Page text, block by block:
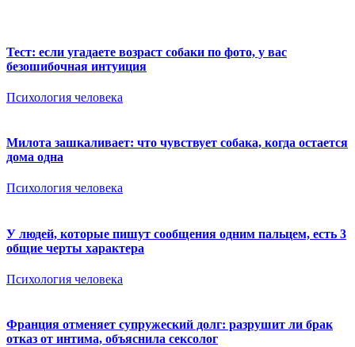
Тест: если угадаете возраст собаки по фото, у вас
безошибочная интуиция
Психология человека
Милота зашкаливает: что чувствует собака, когда остается
дома одна
Психология человека
У людей, которые пишут сообщения одним пальцем, есть 3
общие черты характера
Психология человека
Франция отменяет супружеский долг: разрушит ли брак
отказ от интима, объяснила сексолог